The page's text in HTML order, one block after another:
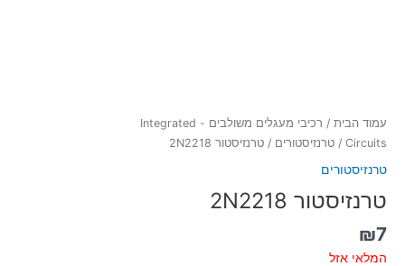
עמוד הבית /
רכיבי מעגלים משולבים - Integrated
Circuits
/ טרנזיסטורים / טרנזיסטור 2N2218
טרנזיסטורים
טרנזיסטור 2N2218
₪7
המלאי אזל